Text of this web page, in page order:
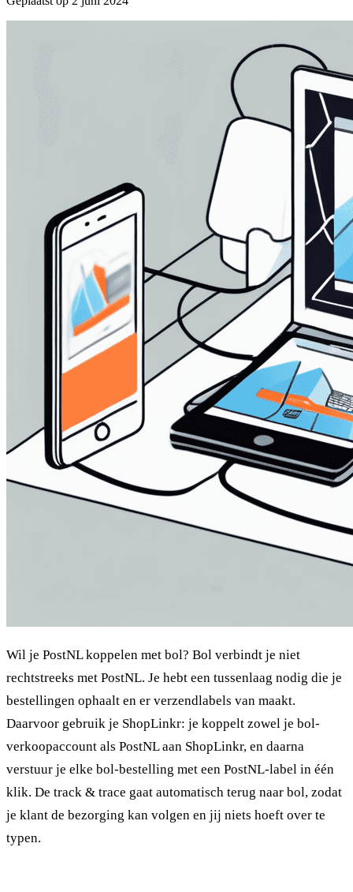
Wil je PostNL koppelen met bol? Bol verbindt je niet
rechtstreeks met PostNL. Je hebt een tussenlaag nodig die je
bestellingen ophaalt en er verzendlabels van maakt.
Daarvoor gebruik je ShopLinkr: je koppelt zowel je bol-
verkoopaccount als PostNL aan ShopLinkr, en daarna
verstuur je elke bol-bestelling met een PostNL-label in één
klik. De track & trace gaat automatisch terug naar bol, zodat
je klant de bezorging kan volgen en jij niets hoeft over te
typen.